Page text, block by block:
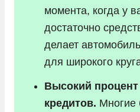
момента, когда у
достаточно
делает
для широкого
Высокий
кредитов. Многие